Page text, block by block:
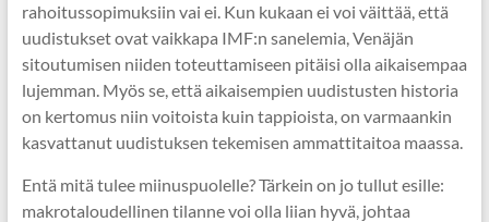
rahoitussopimuksiin vai ei. Kun kukaan ei voi väittää, että
uudistukset ovat vaikkapa IMF:n sanelemia, Venäjän
sitoutumisen niiden toteuttamiseen pitäisi olla aikaisempaa
lujemman. Myös se, että aikaisempien uudistusten historia
on kertomus niin voitoista kuin tappioista, on varmaankin
kasvattanut uudistuksen tekemisen ammattitaitoa maassa.
Entä mitä tulee miinuspuolelle? Tärkein on jo tullut esille:
makrotaloudellinen tilanne voi olla liian hyvä, johtaa